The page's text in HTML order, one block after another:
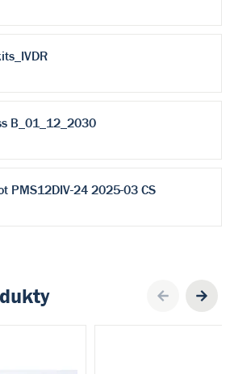
B_01_12_2030
PMS12DIV-24 2025-03 CS